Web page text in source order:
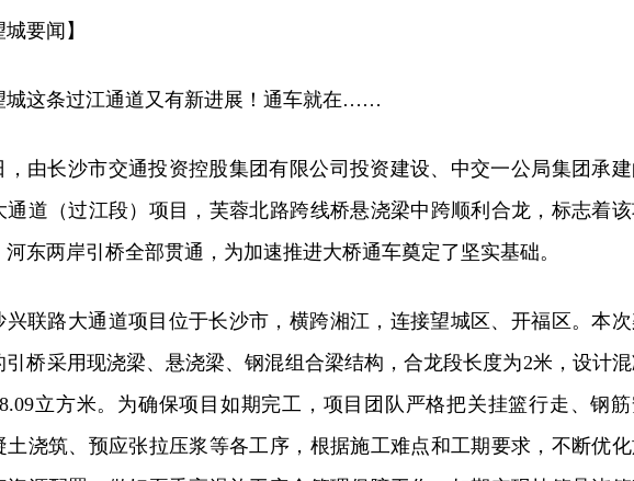
城要闻】
这条过江通道又有新进展！通车就在……
，由长沙市交通投资控股集团有限公司投资建设、中交一公局集团承
通道（过江段）项目，芙蓉北路跨线桥悬浇梁中跨顺利合龙，标志着
河东两岸引桥全部贯通，为加速推进大桥通车奠定了坚实基础。
兴联路大通道项目位于长沙市，横跨湘江，连接望城区、开福区。本
引桥采用现浇梁、悬浇梁、钢混组合梁结构，合龙段长度为2米，设计
立方米。为确保项目如期完工，项目团队严格把关挂篮行走、钢筋
土浇筑、预应张拉压浆等各工序，根据施工难点和工期要求，不断优